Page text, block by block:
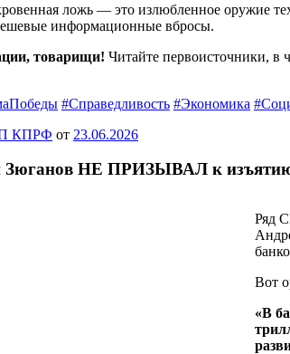
ложь — это излюбленное оружие
информационные вбросы.
товарищи! Читайте первоисточники, в
#Справедливость #Экономика
КПРФ от 23.06.2026
НЕ ПРИЗЫВАЛ к изъятию
Ряд
Вот
«В